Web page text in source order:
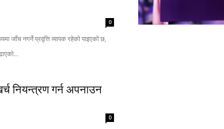
0
जाँच नगर्ने प्रवृत्ति व्यापक रहेको पाइएको छ,
नियन्त्रण गर्न अपनाउन
0